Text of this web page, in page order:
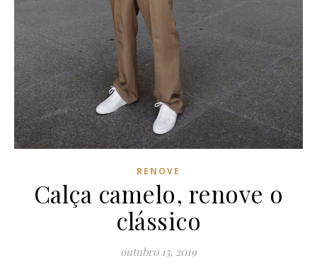
RENOVE
Calça camelo, renove o
clássico
outubro 15, 2019